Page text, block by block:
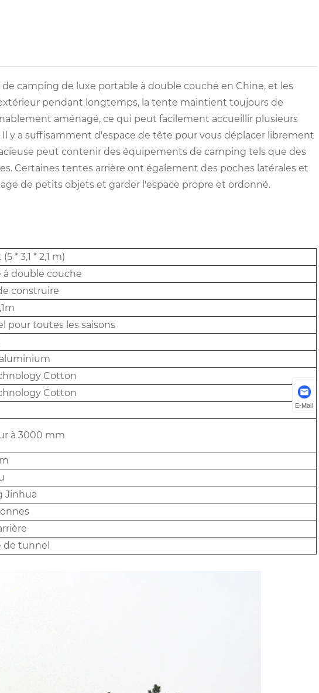
camping de luxe portable à double couche en Chine, et les
pendant longtemps, la tente maintient toujours de
aménagé, ce qui peut facilement accueillir plusieurs
y a suffisamment d'espace de tête pour vous déplacer librement
peut contenir des équipements de camping tels que des
Certaines tentes arrière ont également des poches latérales et
de petits objets et garder l'espace propre et ordonné.
* 3,1 * 2,1 m)
à double couche
construire
pour toutes les saisons
Cotton
Cotton
à 3000 mm
Jinhua
de tunnel
E-Mail